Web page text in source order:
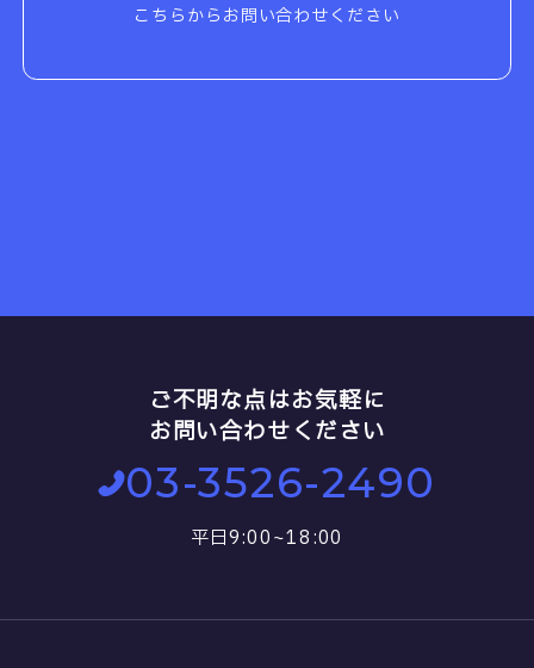
こちらからお問い合わせください
ご不明な点はお気軽に
お問い合わせください
03-3526-2490
平日9:00~18:00